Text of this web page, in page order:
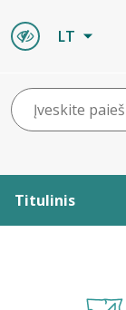
LT
Titulinis